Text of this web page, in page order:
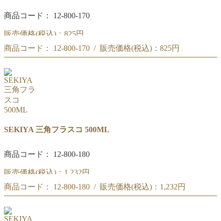
商品コード： 12-800-170
販売価格(税込)： 825円
SEKIYA 三角フラスコ 300ML
商品コード： 12-800-170 / 販売価格(税込)： 825円
SEKIYA 三角フラスコ 300ML
SEKIYA 三角フラスコ 500ML
商品コード： 12-800-180
販売価格(税込)： 1,232円
SEKIYA 三角フラスコ 500ML
商品コード： 12-800-180 / 販売価格(税込)： 1,232円
SEKIYA 三角フラスコ 500ML